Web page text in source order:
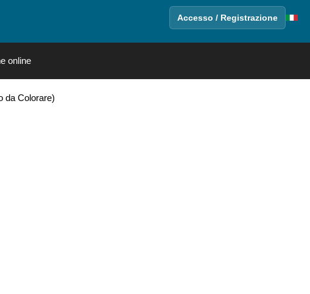
Accesso / Registrazione
online
da Colorare)